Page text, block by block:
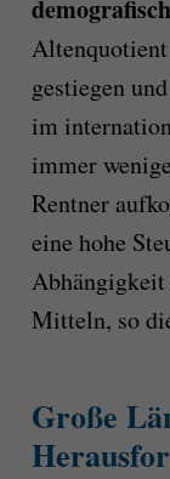
gestiegen
im
immer
Rentner
eine hohe
Abhängigkeit
Mitteln, so
Große